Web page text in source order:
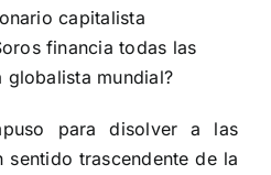
capitalista
financia todas las
globalista mundial?
para disolver a las
sentido trascendente de la